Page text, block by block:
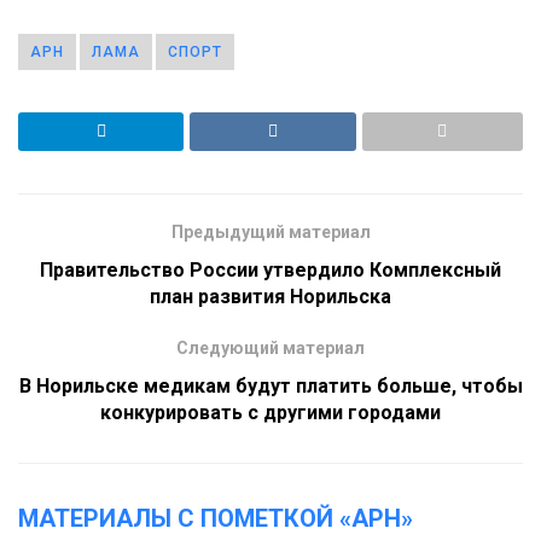
АРН ЛАМА СПОРТ
Предыдущий материал
Правительство России утвердило Комплексный
план развития Норильска
Следующий материал
В Норильске медикам будут платить больше, чтобы
конкурировать с другими городами
МАТЕРИАЛЫ С ПОМЕТКОЙ «АРН»